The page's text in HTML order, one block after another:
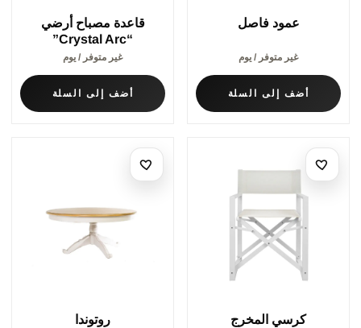
عمود فاصل
غير متوفر / يوم
أضف إلى السلة
قاعدة مصباح أرضي
“Crystal Arc”
غير متوفر / يوم
أضف إلى السلة
كرسي المخرج روتوندا